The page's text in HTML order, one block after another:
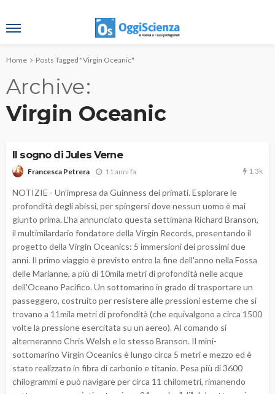
Home Posts Tagged "Virgin Oceanic"
Archive
Virgin Oceanic
Il sogno di Jules Verne
Francesca Petrera 11 anni fa 1.3k
NOTIZIE - Un'impresa da Guinness dei primati. Esplorare le
profondità degli abissi, per spingersi dove nessun uomo è mai
giunto prima. L'ha annunciato questa settimana Richard Branson,
il multimilardario fondatore della Virgin Records, presentando il
progetto della Virgin Oceanics: 5 immersioni dei prossimi due
anni. Il primo viaggio è previsto entro la fine dell'anno nella Fossa
delle Marianne, a più di 10mila metri di profondità nelle acque
dell'Oceano Pacifico. Un sottomarino in grado di trasportare un
passeggero, costruito per resistere alle pressioni esterne che si
trovano a 11mila metri di profondità (che equivalgono a circa 1500
volte la pressione esercitata su un aereo). Al comando si
alterneranno Chris Welsh e lo stesso Branson. Il mini-
sottomarino Virgin Oceanics è lungo circa 5 metri e mezzo ed è
stato realizzato in fibra di carbonio e titanio. Pesa più di 3600
chilogrammi e può navigare per circa 11 chilometri, rimanendo